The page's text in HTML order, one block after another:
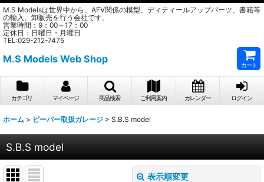
M.S Modelsは世界中から、AFV関係の模型、ディティールアップパーツ、書籍等
の輸入、卸販売を行う会社です。
営業時間：9：00～17：00
定休日：日曜日・月曜日
TEL:029-212-7475
M.S Models Web Shop
カート
カテゴリ マイページ 商品検索 ご利用案内 カレンダー ログイン
ホーム > ビーバー取扱ガレージ > S.B.S model
S.B.S model
表示順変更